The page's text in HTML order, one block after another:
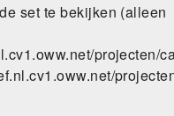
set te bekijken (alleen
projecten/